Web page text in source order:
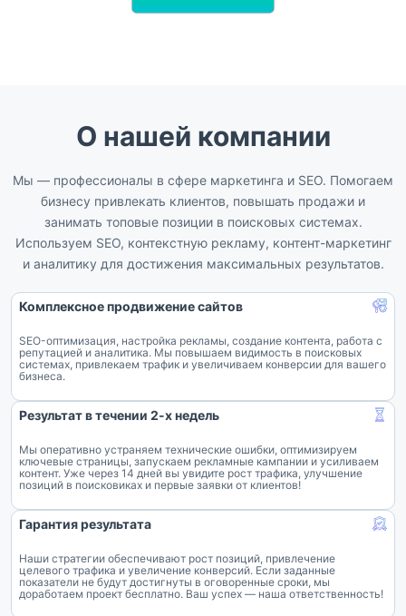
О нашей компании
Мы — профессионалы в сфере маркетинга и SEO. Помогаем
бизнесу привлекать клиентов, повышать продажи и
занимать топовые позиции в поисковых системах.
Используем SEO, контекстную рекламу, контент-маркетинг
и аналитику для достижения максимальных результатов.
Комплексное продвижение сайтов
SEO-оптимизация, настройка рекламы, создание контента, работа с
репутацией и аналитика. Мы повышаем видимость в поисковых
системах, привлекаем трафик и увеличиваем конверсии для вашего
бизнеса.
Результат в течении 2-х недель
Мы оперативно устраняем технические ошибки, оптимизируем
ключевые страницы, запускаем рекламные кампании и усиливаем
контент. Уже через 14 дней вы увидите рост трафика, улучшение
позиций в поисковиках и первые заявки от клиентов!
Гарантия результата
Наши стратегии обеспечивают рост позиций, привлечение
целевого трафика и увеличение конверсий. Если заданные
показатели не будут достигнуты в оговоренные сроки, мы
доработаем проект бесплатно. Ваш успех — наша ответственность!